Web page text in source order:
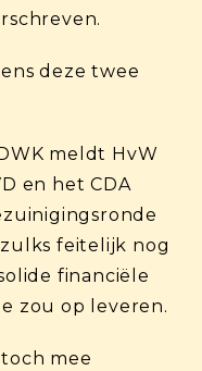
deze twee
meldt HvW
en het CDA
feitelijk nog
financiële
zou op leveren.
mee